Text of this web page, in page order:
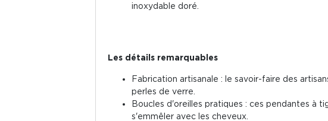
inoxydable doré.
Les détails remarquables
Fabrication artisanale : le savoir-faire des
perles de verre.
Boucles d'oreilles pratiques : ces pendantes à
s'emmêler avec les cheveux.